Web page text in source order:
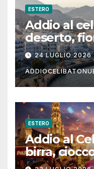
ESTERO
Addio al
deserto,
tra Muscat
24 LUGLIO 2026
ESTERO
Addio al
birra,
notturna